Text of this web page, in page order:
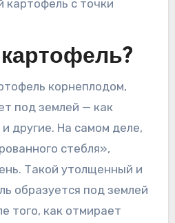
картофель с точки
корнеплодом,
под землей — как
другие. На самом деле,
стебля»,
Такой утолщенный и
образуется под землей
того, как отмирает